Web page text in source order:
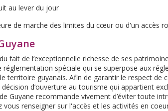
au lever du jour
de marche des limites du cœur ou d'un accès
fait de l’exceptionnelle richesse de ses
spéciale qui se superpose aux
territoire guyanais. Afin de garantir le respect de
d’ouverture au tourisme qui appartient
Guyane recommande vivement d’éviter toute
vous renseigner sur l'accès et les activités en